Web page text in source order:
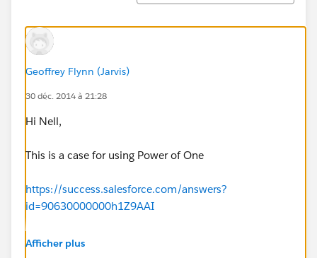
Geoffrey Flynn (Jarvis)
30 déc. 2014 à 21:28
Hi Nell,
This is a case for using Power of One
https://success.salesforce.com/answers?
id=90630000000h1Z9AAI
You would create the field as explained above,
Afficher plus